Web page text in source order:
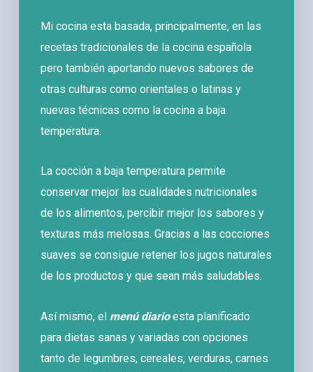
Mi cocina esta basada, principalmente, en las
recetas tradicionales de la cocina española
pero también aportando nuevos sabores de
otras culturas como orientales o latinas y
nuevas técnicas como la cocina a baja
temperatura.
La cocción a baja temperatura permite
conservar mejor las cualidades nutricionales
de los alimentos, percibir mejor los sabores y
texturas más melosas. Gracias a las cocciones
suaves se consigue retener los jugos naturales
de los productos y que sean más saludables.
Así mismo, el menú diarioesta planificado
para dietas sanas y variadas con opciones
tanto de legumbres, cereales, verduras, carnes